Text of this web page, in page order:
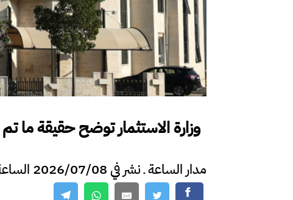
وزارة الاستثمار توضح حقيقة ما تم
مدار الساعة ـ نشر في 2026/07/08 الساعة 11:02